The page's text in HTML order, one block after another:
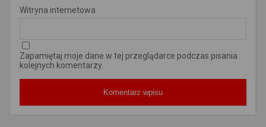
Witryna internetowa
Zapamiętaj moje dane w tej przeglądarce podczas pisania
kolejnych komentarzy.